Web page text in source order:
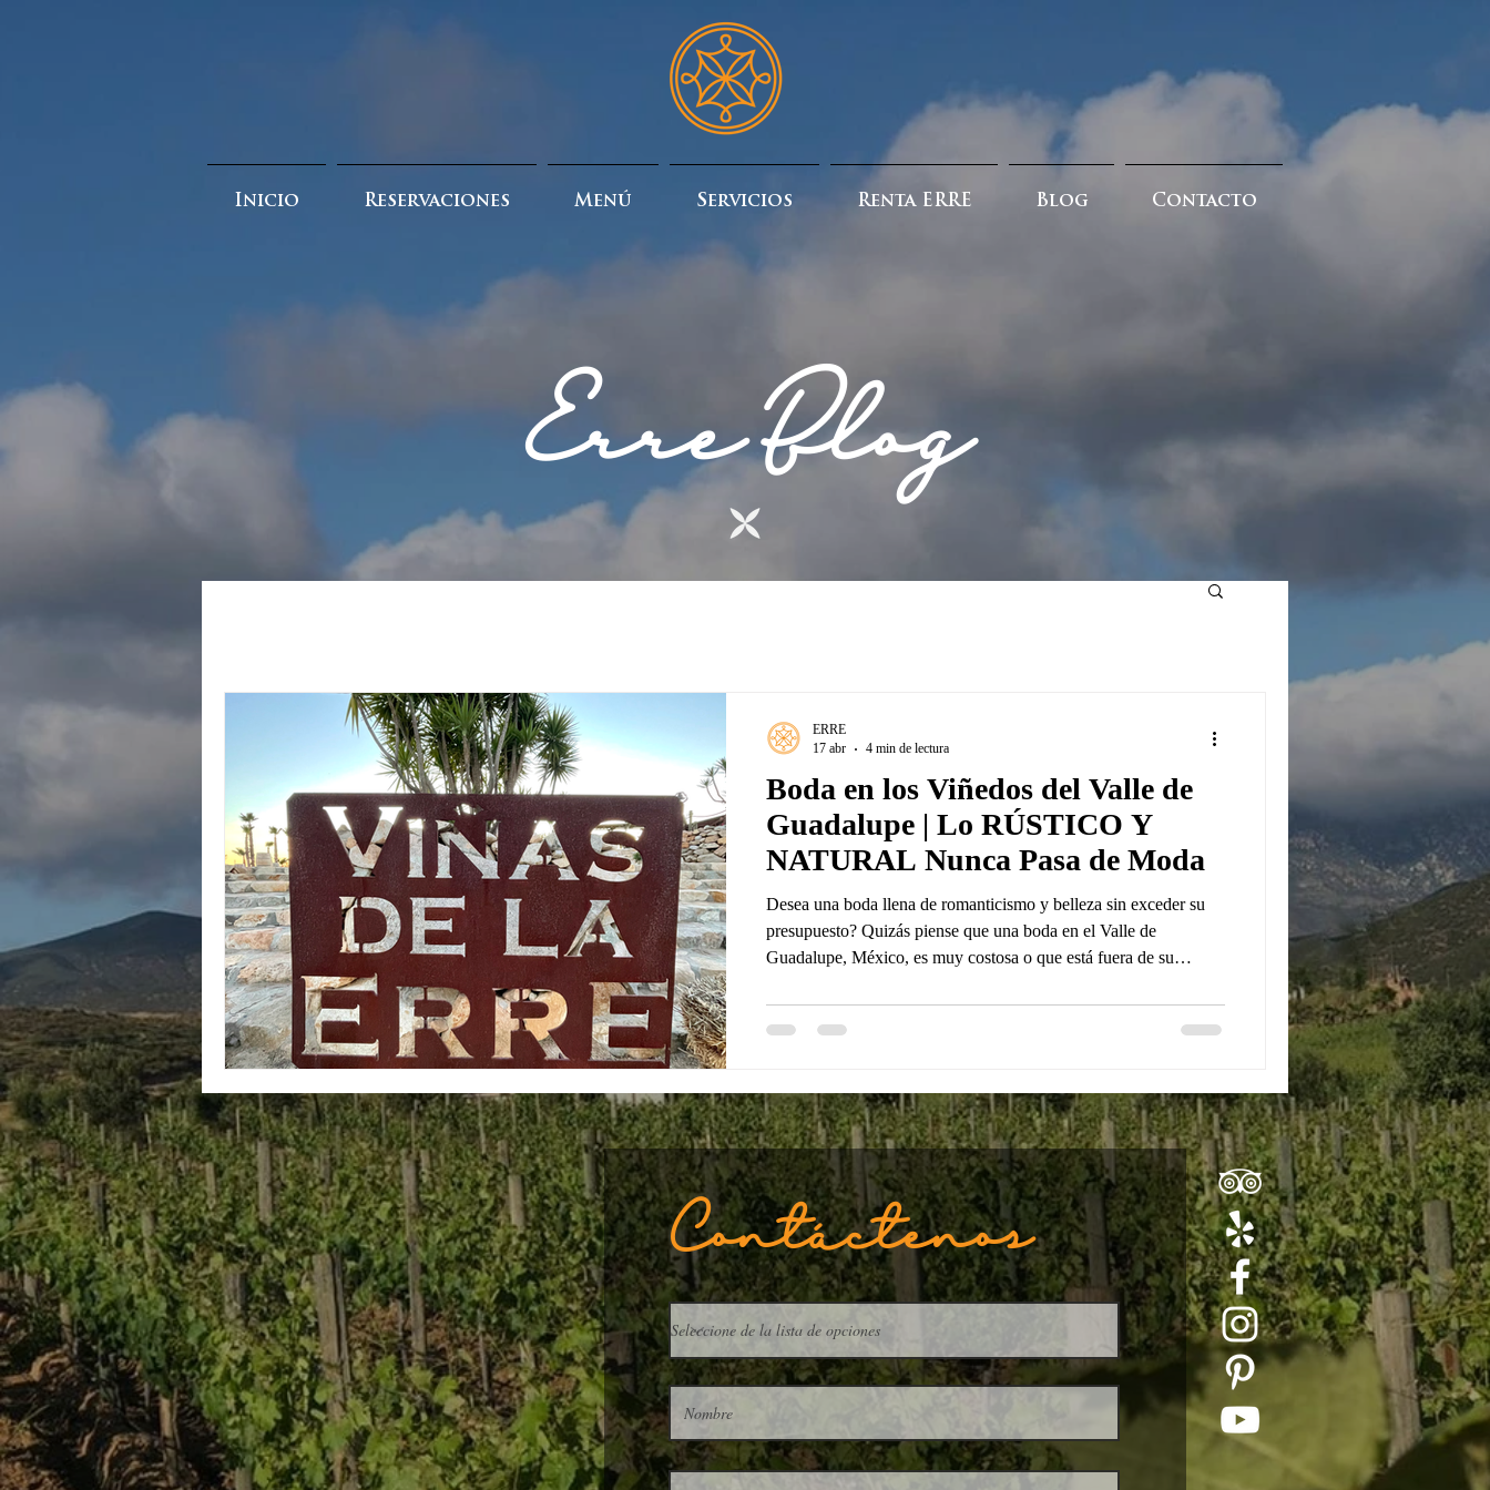
Inicio Reservaciones Menú Servicios Renta ERRE Blog Contacto
Erre Blog
Boda en los Viñedos del Valle de
Guadalupe | Lo RÚSTICO Y
NATURAL Nunca Pasa de Moda
Desea una boda llena de romanticismo y belleza sin exceder su
presupuesto? Quizás piense que una boda en el Valle de
Guadalupe, México, es muy costosa o que está fuera de su
Guadalupe, México, y mucho menos en Viñas de la Erre, se
llevará una sorpresa. Además de ofrecer una deliciosa selección
ofrecemos la opción de utilizar nuestro mobiliario rús
ERRE
17 abr
4 min de lectura
Contáctenos